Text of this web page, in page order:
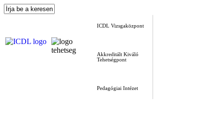
ICDL Vizsgaközpont
Akkreditált Kiváló
Tehetségpont
Pedagógiai Intézet